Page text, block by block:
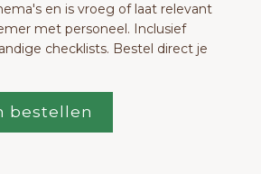
en is vroeg of laat relevant
met personeel. Inclusief
checklists. Bestel direct je
bestellen